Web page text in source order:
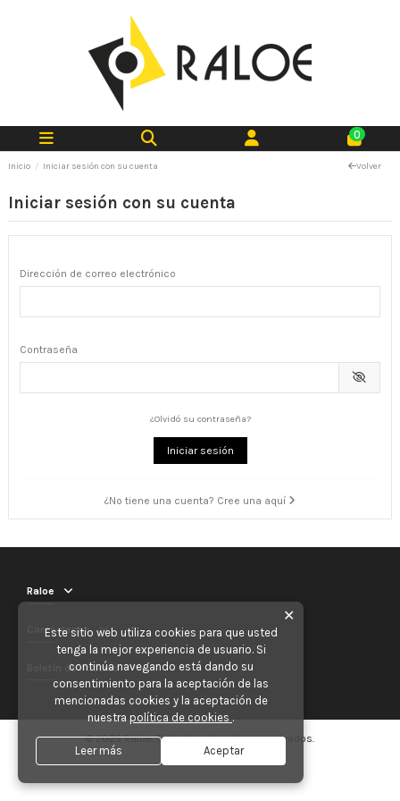
0
Inicio Iniciar sesión con su cuenta Volver
Iniciar sesión con su cuenta
Dirección de correo electrónico
Contraseña
¿Olvidó su contraseña?
Iniciar sesión
¿No tiene una cuenta? Cree una aquí
Raloe
Contáctenos
Boletín de noticias
© 2025 Raloe. Todos los derechos reservados.
✕
Este sitio web utiliza cookies para que usted
tenga la mejor experiencia de usuario. Si
continúa navegando está dando su
consentimiento para la aceptación de las
mencionadas cookies y la aceptación de
nuestra política de cookies .
Leer más Aceptar